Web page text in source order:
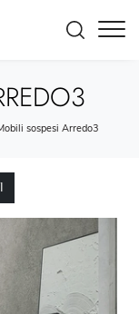
sospesi Arredo3